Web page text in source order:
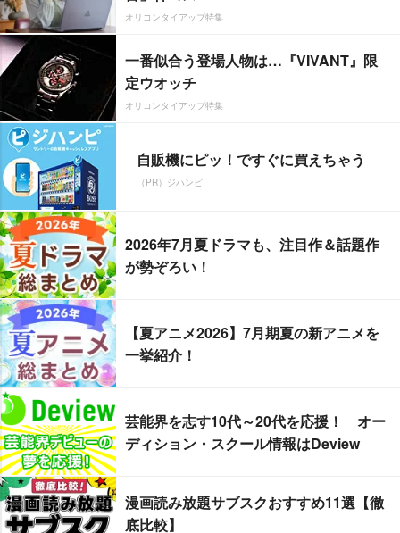
オリコンタイアップ特集
一番似合う登場人物は…『VIVANT』限
定ウオッチ
オリコンタイアップ特集
自販機にピッ！ですぐに買えちゃう
（PR）ジハンピ
2026年7月夏ドラマも、注目作＆話題作
が勢ぞろい！
【夏アニメ2026】7月期夏の新アニメを
一挙紹介！
芸能界を志す10代～20代を応援！ オー
ディション・スクール情報はDeview
漫画読み放題サブスクおすすめ11選【徹
底比較】